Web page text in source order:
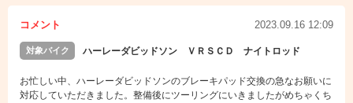
コメント 2023.09.16 12:09
対象バイク ハーレーダビッドソン ＶＲＳＣＤ ナイトロッド
お忙しい中、ハーレーダビッドソンのブレーキパッド交換の急なお願いに
対応していただきました。整備後にツーリングにいきましたがめちゃくち